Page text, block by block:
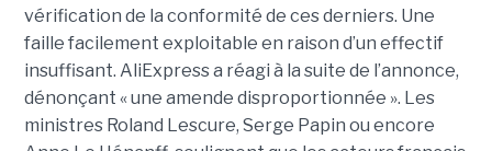
vérification de la conformité de ces derniers. Une
faille facilement exploitable en raison d’un effectif
insuffisant. AliExpress a réagi à la suite de l’annonce,
dénonçant « une amende disproportionnée ». Les
ministres Roland Lescure, Serge Papin ou encore